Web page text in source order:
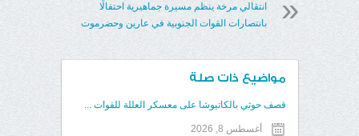
انتقالي مرخة ينظم مسيرة جماهيرية احتفالًا
بانتصارات القوات الجنوبية في عارين وحضرموت
مواضيع ذات صلة
قصف حوثي بالكاتيوشا على معسكر العللة للقوات ...
أغسطس 8, 2026